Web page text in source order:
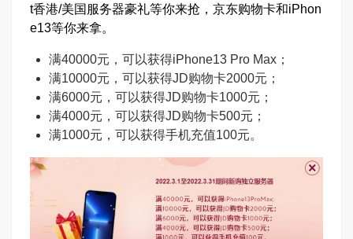
t香港/美国服务器豪礼等你来抢，京东购物卡和iPhon
e13等你来拿。
满40000元，可以获得iPhone13 Pro Max；
满10000元，可以获得JD购物卡2000元；
满6000元，可以获得JD购物卡1000元；
满4000元，可以获得JD购物卡500元；
满1000元，可以获得手机充值100元。